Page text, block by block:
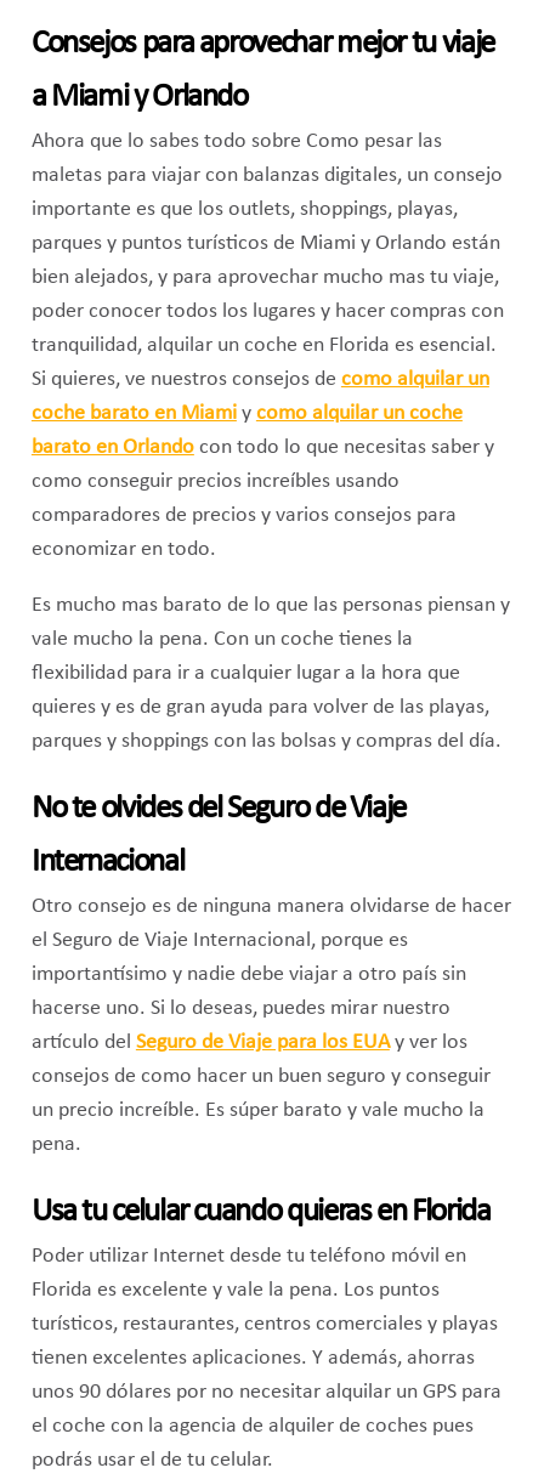
Consejos para aprovechar mejor tu viaje
a Miami y Orlando
Ahora que lo sabes todo sobre Como pesar las
maletas para viajar con balanzas digitales, un consejo
importante es que los outlets, shoppings, playas,
parques y puntos turísticos de Miami y Orlando están
bien alejados, y para aprovechar mucho mas tu viaje,
poder conocer todos los lugares y hacer compras con
tranquilidad, alquilar un coche en Florida es esencial.
Si quieres, ve nuestros consejos de como alquilar un
coche barato en Miamiy como alquilar un coche
barato en Orlandocon todo lo que necesitas saber y
como conseguir precios increíbles usando
comparadores de precios y varios consejos para
economizar en todo.
Es mucho mas barato de lo que las personas piensan y
vale mucho la pena. Con un coche tienes la
flexibilidad para ir a cualquier lugar a la hora que
quieres y es de gran ayuda para volver de las playas,
parques y shoppings con las bolsas y compras del día.
No te olvides del Seguro de Viaje
Internacional
Otro consejo es de ninguna manera olvidarse de hacer
el Seguro de Viaje Internacional, porque es
importantísimo y nadie debe viajar a otro país sin
hacerse uno. Si lo deseas, puedes mirar nuestro
artículo del Seguro de Viaje para los EUAy ver los
consejos de como hacer un buen seguro y conseguir
un precio increíble. Es súper barato y vale mucho la
pena.
Usa tu celular cuando quieras en Florida
Poder utilizar Internet desde tu teléfono móvil en
Florida es excelente y vale la pena. Los puntos
turísticos, restaurantes, centros comerciales y playas
tienen excelentes aplicaciones. Y además, ahorras
unos 90 dólares por no necesitar alquilar un GPS para
el coche con la agencia de alquiler de coches pues
podrás usar el de tu celular.